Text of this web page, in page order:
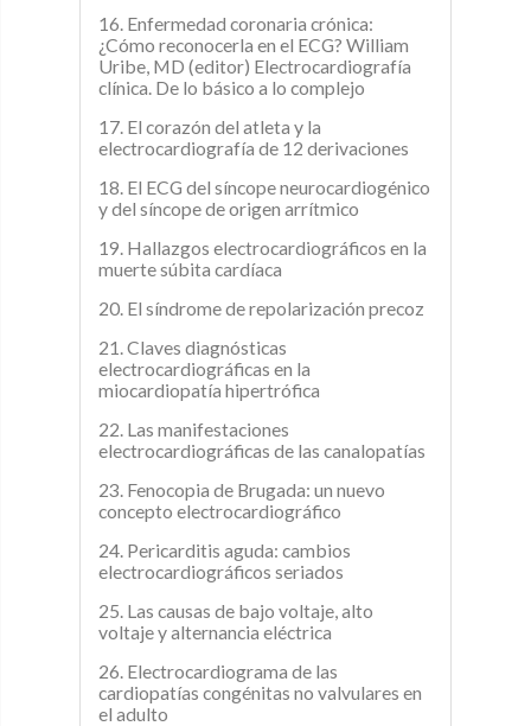
16. Enfermedad coronaria crónica:
¿Cómo reconocerla en el ECG? William
Uribe, MD (editor) Electrocardiografía
clínica. De lo básico a lo complejo
17. El corazón del atleta y la
electrocardiografía de 12 derivaciones
18. El ECG del síncope neurocardiogénico
y del síncope de origen arrítmico
19. Hallazgos electrocardiográficos en la
muerte súbita cardíaca
20. El síndrome de repolarización precoz
21. Claves diagnósticas
electrocardiográficas en la
miocardiopatía hipertrófica
22. Las manifestaciones
electrocardiográficas de las canalopatías
23. Fenocopia de Brugada: un nuevo
concepto electrocardiográfico
24. Pericarditis aguda: cambios
electrocardiográficos seriados
25. Las causas de bajo voltaje, alto
voltaje y alternancia eléctrica
26. Electrocardiograma de las
cardiopatías congénitas no valvulares en
el adulto